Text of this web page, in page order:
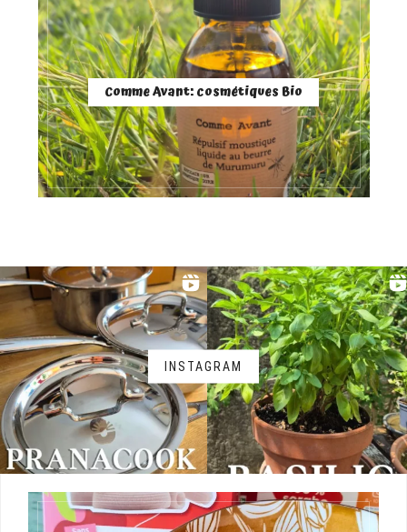
Comme Avant: cosmétiques Bio
INSTAGRAM